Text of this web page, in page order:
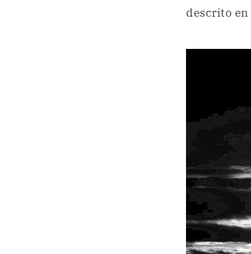
descrito en